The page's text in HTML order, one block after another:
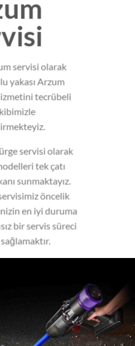
servisi olarak
yakası Arzum
tecrübeli
servisi olarak
tek çatı
sunmaktayız.
öncelik
en iyi duruma
bir servis süreci